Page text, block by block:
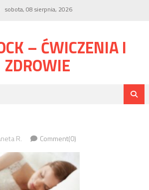
sobota, 08 sierpnia, 2026
– ĆWICZENIA I
ZDROWIE
R. Comment(0)